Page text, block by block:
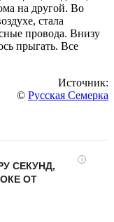
на другой. Во
стала
провода. Внизу
прыгать. Все
Источник:
© Русская Семерка
i
СЕКУНД,
ОТ